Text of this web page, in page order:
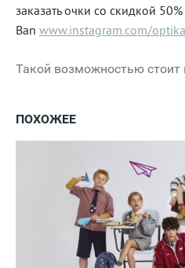
заказать очки со скидкой
Ban www.instagram.com/
Такой возможностью стоит
ПОХОЖЕЕ